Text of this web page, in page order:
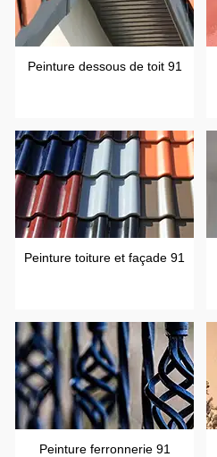
Peinture dessous de toit 91
Peinture toiture et façade 91
Peinture ferronnerie 91